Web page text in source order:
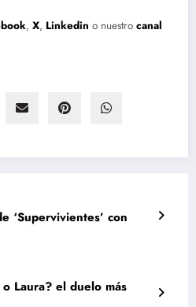
, X, Linkedin o nuestro canal
‘Supervivientes’ con
o Laura? el duelo más